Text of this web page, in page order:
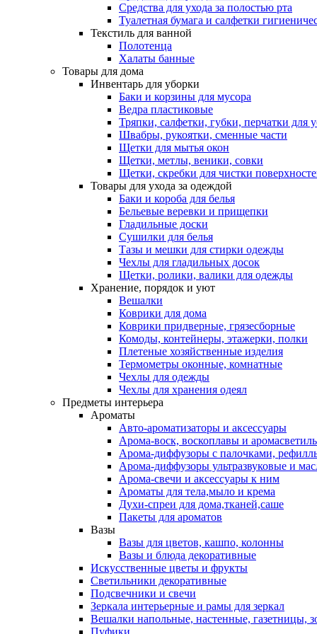
Средства для ухода за полостью рта
Туалетная бумага и салфетки
Текстиль для ванной
Полотенца
Халаты банные
Товары для дома
Инвентарь для уборки
Баки и корзины для мусора
Ведра пластиковые
Тряпки, салфетки, губки, перчатки для
Швабры, рукоятки, сменные части
Щетки для мытья окон
Щетки, метлы, веники, совки
Щетки, скребки для чистки
Товары для ухода за одеждой
Баки и короба для белья
Бельевые веревки и прищепки
Гладильные доски
Сушилки для белья
Тазы и мешки для стирки одежды
Чехлы для гладильных досок
Щетки, ролики, валики для одежды
Хранение, порядок и уют
Вешалки
Коврики для дома
Коврики придверные, грязесборные
Комоды, контейнеры, этажерки, полки
Плетеные хозяйственные изделия
Термометры оконные, комнатные
Чехлы для одежды
Чехлы для хранения одеял
Предметы интерьера
Ароматы
Авто-ароматизаторы и аксессуары
Арома-воск, воскоплавы и
Арома-диффузоры с палочками,
Арома-диффузоры ультразвуковые и
Арома-свечи и аксессуары к ним
Ароматы для тела,мыло и крема
Духи-спреи для дома,тканей,саше
Пакеты для ароматов
Вазы
Вазы для цветов, кашпо, колонны
Вазы и блюда декоративные
Искусственные цветы и фрукты
Светильники декоративные
Подсвечники и свечи
Зеркала интерьерные и рамы для зеркал
Вешалки напольные, настенные, газетницы,
Пуфики